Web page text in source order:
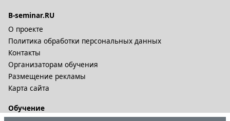
B-seminar.RU
О проекте
Политика обработки персональных данных
Контакты
Организаторам обучения
Размещение рекламы
Карта сайта
Обучение